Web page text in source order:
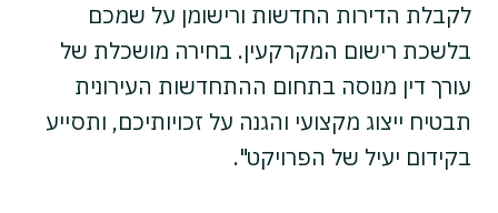
לקבלת הדירות החדשות ורישומן על שמכם
בלשכת רישום המקרקעין. בחירה מושכלת של
עורך דין מנוסה בתחום ההתחדשות העירונית
תבטיח ייצוג מקצועי והגנה על זכויותיכם, ותסייע
בקידום יעיל של הפרויקט".